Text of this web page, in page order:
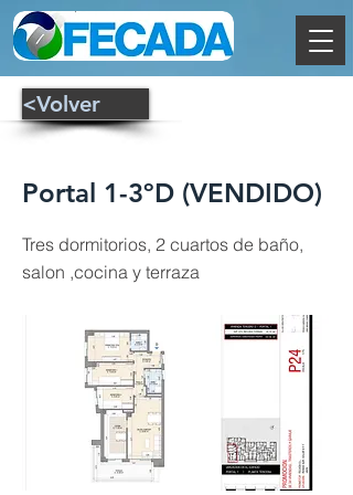
<Volver
Portal 1-3ºD (VENDIDO)
Tres dormitorios, 2 cuartos de baño,
salon ,cocina y terraza